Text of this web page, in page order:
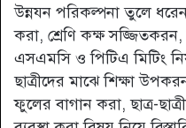
উন্নযন পরিকল্পনা তুলে
করা, শ্রেণি কক্ষ সজ্জিতকরন,
এসএমসি ও পিটিএ মিটিং
ছাত্রীদের মাঝে শিক্ষা
ফুলের বাগান করা, ছাত্র-